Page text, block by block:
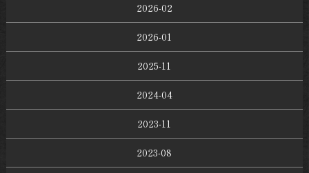
2026-02
2026-01
2025-11
2024-04
2023-11
2023-08